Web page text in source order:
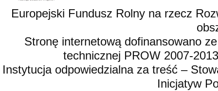
Europejski Fundusz Rolny na rzecz
Stronę internetową dofinansowano
technicznej PROW 2007-
Instytucja odpowiedzialna za treść –
Inicjatyw